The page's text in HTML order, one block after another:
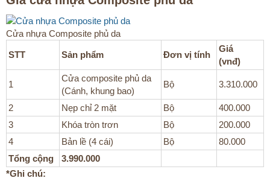
Cửa nhựa Composite phủ da​
STT Sản phẩm Đơn vị tính
Giá
(vnđ)
1
Cửa composite phủ da
(Cánh, khung bao)
Bộ 3.310.000
2 Nẹp chỉ 2 mặt Bộ
400.000
3
Khóa tròn trơn Bộ
200.000
4
Bản lề (4 cái) Bộ
80.000
Tổng cộng
3.990.000
*Ghi chú: